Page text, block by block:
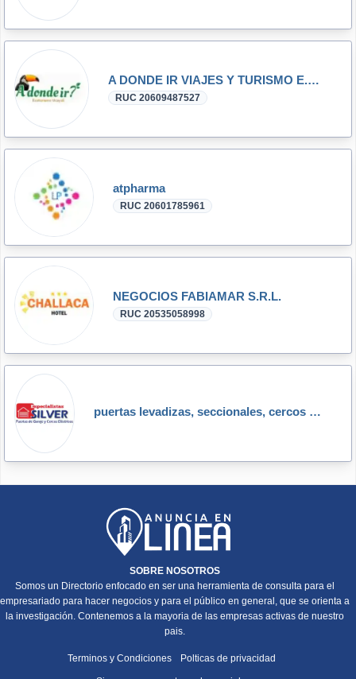
A DONDE IR VIAJES Y TURISMO E.I.R.L.
RUC 20609487527
atpharma
RUC 20601785961
NEGOCIOS FABIAMAR S.R.L.
RUC 20535058998
puertas levadizas, seccionales, cercos eléctricos silver
SOBRE NOSOTROS
Somos un Directorio enfocado en ser una herramienta de consulta para el
empresariado para hacer negocios y para el público en general, que se orienta a
la investigación. Contenemos a la mayoria de las empresas activas de nuestro
pais.
Terminos y Condiciones Polticas de privacidad